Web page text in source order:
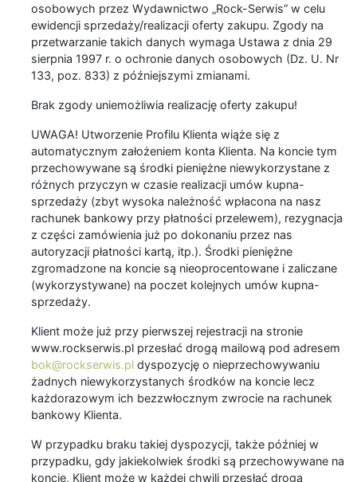
osobowych przez Wydawnictwo „Rock-Serwis” w celu
ewidencji sprzedaży/realizacji oferty zakupu. Zgody na
przetwarzanie takich danych wymaga Ustawa z dnia 29
sierpnia 1997 r. o ochronie danych osobowych (Dz. U. Nr
133, poz. 833) z późniejszymi zmianami.
Brak zgody uniemożliwia realizację oferty zakupu!
UWAGA! Utworzenie Profilu Klienta wiąże się z
automatycznym założeniem konta Klienta. Na koncie tym
przechowywane są środki pieniężne niewykorzystane z
różnych przyczyn w czasie realizacji umów kupna-
sprzedaży (zbyt wysoka należność wpłacona na nasz
rachunek bankowy przy płatności przelewem), rezygnacja
z części zamówienia już po dokonaniu przez nas
autoryzacji płatności kartą, itp.). Środki pieniężne
zgromadzone na koncie są nieoprocentowane i zaliczane
(wykorzystywane) na poczet kolejnych umów kupna-
sprzedaży.
Klient może już przy pierwszej rejestracji na stronie
www.rockserwis.pl przesłać drogą mailową pod adresem
bok@rockserwis.pl dyspozycję o nieprzechowywaniu
żadnych niewykorzystanych środków na koncie lecz
każdorazowym ich bezzwłocznym zwrocie na rachunek
bankowy Klienta.
W przypadku braku takiej dyspozycji, także później w
przypadku, gdy jakiekolwiek środki są przechowywane na
koncie, Klient może w każdej chwili przesłać drogą